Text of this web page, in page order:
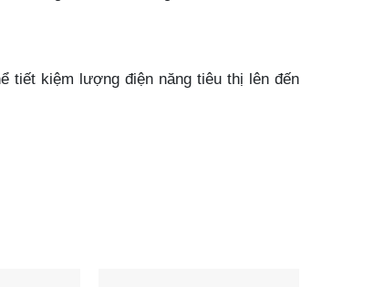
tiết kiệm lượng điện năng tiêu thị lên đến
có thể duy trì độ lạnh sâu hơn, đồng thời